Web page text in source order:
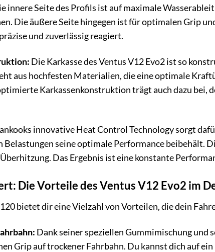
innere Seite des Profils ist auf maximale
Die äußere Seite hingegen ist für optimalen Grip
und zuverlässig reagiert.
Die Karkasse des Ventus V12 Evo2 ist so
aus hochfesten Materialien, die eine optimale
Karkassenkonstruktion trägt auch dazu bei,
innovative Heat Control Technology sorgt
Belastungen seine optimale Performance beibehält.
Das Ergebnis ist eine konstante
Die Vorteile des Ventus V12 Evo2 im
bietet dir eine Vielzahl von Vorteilen, die dein
Dank seiner speziellen Gummimischung
Grip auf trockener Fahrbahn. Du kannst dich auf